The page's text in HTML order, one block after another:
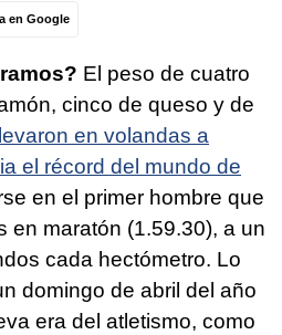
en Google
El peso de cuatro
cinco de queso y de
llevaron en volandas a
el récord del mundo de
en el primer hombre que
en maratón (1.59.30), a un
cada hectómetro. Lo
domingo de abril del año
era del atletismo, como